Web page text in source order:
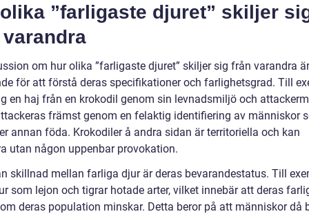
”farligaste djuret” skiljer
om hur olika ”farligaste djuret” skiljer sig från varandra är
för att förstå deras specifikationer och farlighetsgrad. Till
en haj från en krokodil genom sin levnadsmiljö och
främst genom en felaktig identifiering av människor
annan föda. Krokodiler å andra sidan är territoriella och kan
utan någon uppenbar provokation.
skillnad mellan farliga djur är deras bevarandestatus. Till
som lejon och tigrar hotade arter, vilket innebär att deras
deras population minskar. Detta beror på att människor då